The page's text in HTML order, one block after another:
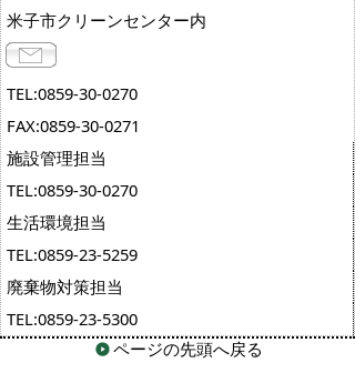
米子市クリーンセンター内
TEL:0859-30-0270
FAX:0859-30-0271
施設管理担当
TEL:0859-30-0270
生活環境担当
TEL:0859-23-5259
廃棄物対策担当
TEL:0859-23-5300
ページの先頭へ戻る